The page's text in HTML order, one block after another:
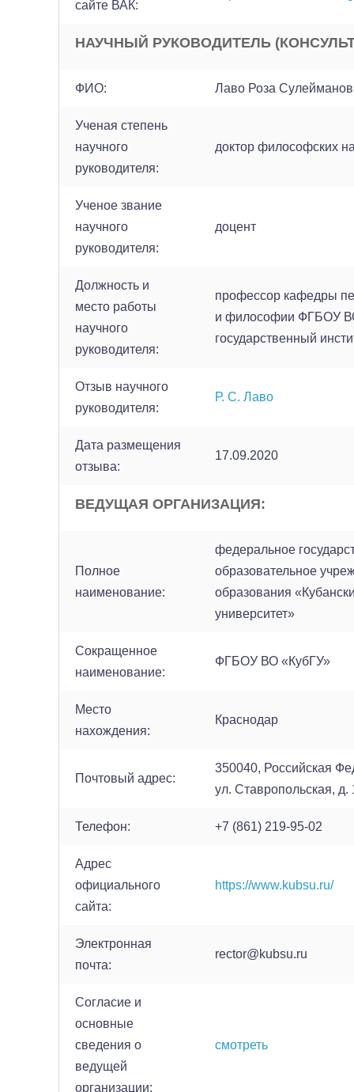
сайте ВАК:
НАУЧНЫЙ РУКОВОДИТЕЛЬ
ФИО: Лаво Роза
Ученая степень
научного
руководителя:
доктор философских
Ученое звание
научного
руководителя:
доцент
Должность и
место работы
научного
руководителя:
профессор кафедры
и философии ФГБОУ
государственный
Отзыв научного
руководителя:
Р. С. Лаво
Дата размещения
отзыва:
17.09.2020
ВЕДУЩАЯ ОРГАНИЗАЦИЯ:
Полное
наименование:
федеральное
образовательное
образования
университет»
Сокращенное
наименование:
ФГБОУ ВО «КубГУ»
Место
нахождения:
Краснодар
Почтовый адрес:
350040, Российская
ул. Ставропольская, д.
Телефон: +7 (861) 219-95-02
Адрес
официального
сайта:
https://www.kubsu.ru/
Электронная
почта:
rector@kubsu.ru
Согласие и
основные
сведения о
ведущей
организации:
смотреть